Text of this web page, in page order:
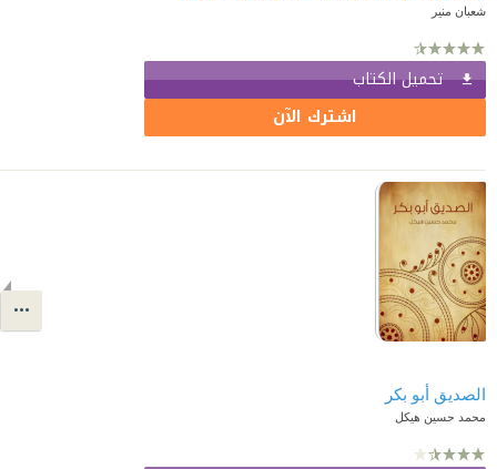
شعبان منير
تحميل الكتاب
اشترك الآن
الصديق أبو بكر
محمد حسين هيكل